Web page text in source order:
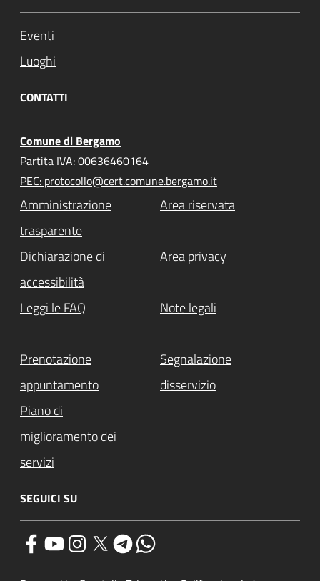
Eventi
Luoghi
CONTATTI
Comune di Bergamo
Partita IVA: 00636460164
PEC: protocollo@cert.comune.bergamo.it
Amministrazione
trasparente
Area riservata
Dichiarazione di
accessibilità
Area privacy
Leggi le FAQ Note legali
Prenotazione
appuntamento
Segnalazione
disservizio
Piano di
miglioramento dei
servizi
SEGUICI SU